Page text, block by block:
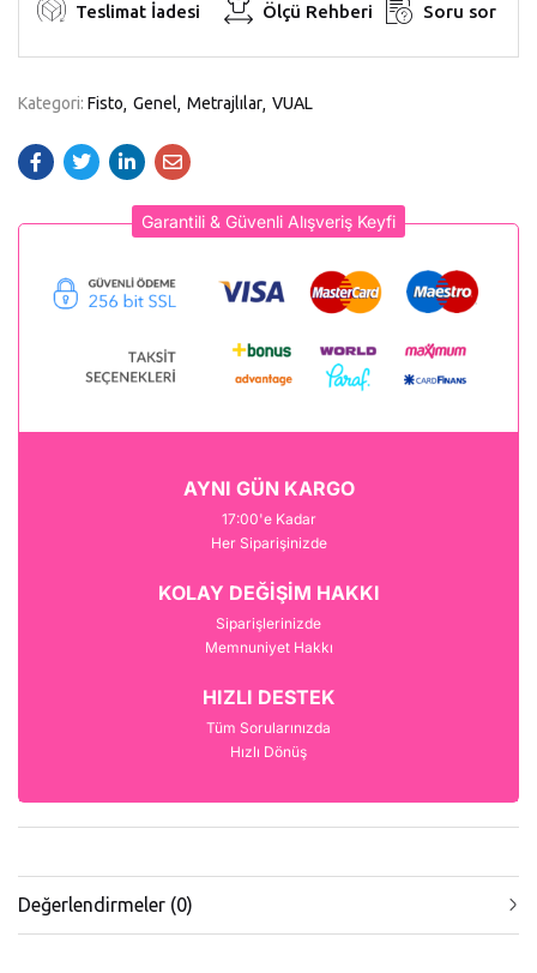
Teslimat İadesi Ölçü Rehberi Soru sor
Kategori: Fisto Genel Metrajlılar VUAL
Garantili & Güvenli Alışveriş Keyfi
AYNI GÜN KARGO
17:00'e Kadar
Her Siparişinizde
KOLAY DEĞİŞİM HAKKI
Siparişlerinizde
Memnuniyet Hakkı
HIZLI DESTEK
Tüm Sorularınızda
Hızlı Dönüş
Değerlendirmeler (0)